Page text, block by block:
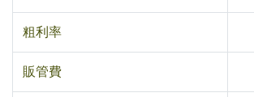
粗利率
販管費